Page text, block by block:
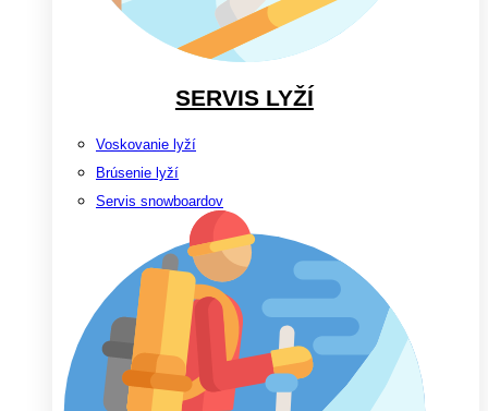
SERVIS LYŽÍ
Voskovanie lyží
Brúsenie lyží
Servis snowboardov